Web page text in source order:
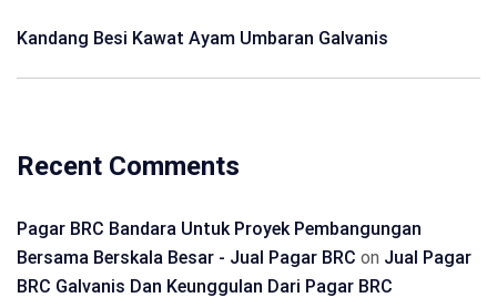
Kandang Besi Kawat Ayam Umbaran Galvanis
Recent Comments
Pagar BRC Bandara Untuk Proyek Pembangungan
Bersama Berskala Besar - Jual Pagar BRC on Jual Pagar
BRC Galvanis Dan Keunggulan Dari Pagar BRC